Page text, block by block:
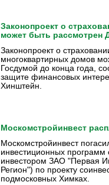
Законопроект о
может быть рассмотрен
Законопроект о
многоквартирных домов
Госдумой до конца года,
защите финансовых
Хинштейн.
Москомстройинвест
Москомстройинвест
инвестиционных программ
инвестором ЗАО "Первая
Регион") по проекту
подмосковных Химках.